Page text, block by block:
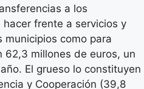
a los
frente a servicios y
municipios como para
62,3 millones de euros, un
El grueso lo constituyen
y Cooperación (39,8